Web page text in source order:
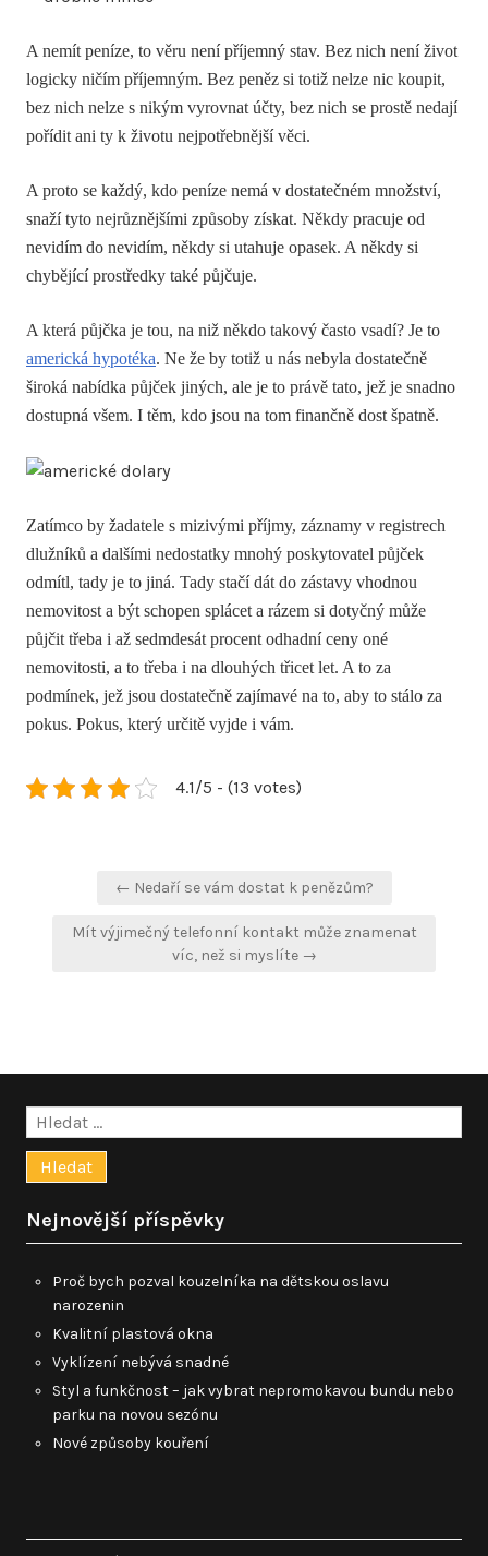
A nemít peníze, to věru není příjemný stav. Bez nich není život
logicky ničím příjemným. Bez peněz si totiž nelze nic koupit,
bez nich nelze s nikým vyrovnat účty, bez nich se prostě nedají
pořídit ani ty k životu nejpotřebnější věci.
A proto se každý, kdo peníze nemá v dostatečném množství,
snaží tyto nejrůznějšími způsoby získat. Někdy pracuje od
nevidím do nevidím, někdy si utahuje opasek. A někdy si
chybějící prostředky také půjčuje.
A která půjčka je tou, na niž někdo takový často vsadí? Je to
americká hypotéka. Ne že by totiž u nás nebyla dostatečně
široká nabídka půjček jiných, ale je to právě tato, jež je snadno
dostupná všem. I těm, kdo jsou na tom finančně dost špatně.
Zatímco by žadatele s mizivými příjmy, záznamy v registrech
dlužníků a dalšími nedostatky mnohý poskytovatel půjček
odmítl, tady je to jiná. Tady stačí dát do zástavy vhodnou
nemovitost a být schopen splácet a rázem si dotyčný může
půjčit třeba i až sedmdesát procent odhadní ceny oné
nemovitosti, a to třeba i na dlouhých třicet let. A to za
podmínek, jež jsou dostatečně zajímavé na to, aby to stálo za
pokus. Pokus, který určitě vyjde i vám.
4.1/5 - (13 votes)
Navigace
příspěvek
← Nedaří se vám dostat k penězům?
Mít výjimečný telefonní kontakt může znamenat
víc, než si myslíte →
Vyhledávání
Nejnovější příspěvky
Proč bych pozval kouzelníka na dětskou oslavu
narozenin
Kvalitní plastová okna
Vyklízení nebývá snadné
Styl a funkčnost – jak vybrat nepromokavou bundu nebo
parku na novou sezónu
Nové způsoby kouření